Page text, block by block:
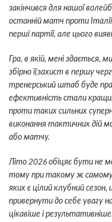
закінчився для нашої
останній матч проти
перші партії, але цього
Гра, в якій, мені здається,
збірно ї(захист в першу
тренерський штаб буде
ефективність стали
проти таких сильних
виконання тактичних дій
або матчу.
Літо 2026 обіцяє бути не
тому при такому ж самому
яких є цілий клубний
привернути до себе увагу
цікавіше і результативніше.